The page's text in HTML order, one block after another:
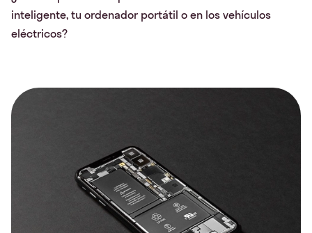
inteligente, tu ordenador portátil o en los vehículos
eléctricos?